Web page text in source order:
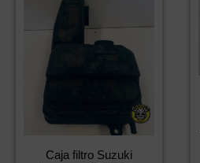
Caja filtro Suzuki